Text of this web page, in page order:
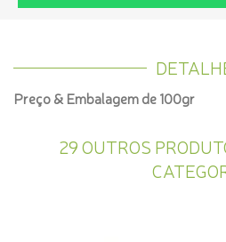
Preço & Embalagem de 100gr
29 OUTROS